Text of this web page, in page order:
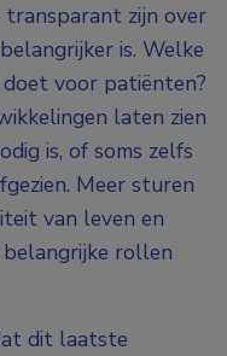
zijn over
is. Welke
voor patiënten?
laten zien
is, of soms zelfs
Meer sturen
van leven en
rollen
dit laatste